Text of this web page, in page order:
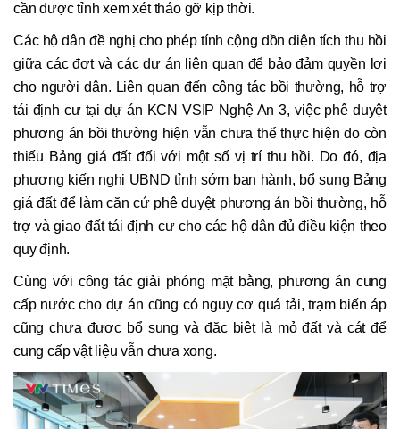
cần được tỉnh xem xét tháo gỡ kịp thời.
Các hộ dân đề nghị cho phép tính cộng dồn diện tích thu hồi
giữa các đợt và các dự án liên quan để bảo đảm quyền lợi
cho người dân. Liên quan đến công tác bồi thường, hỗ trợ
tái định cư tại dự án KCN VSIP Nghệ An 3, việc phê duyệt
phương án bồi thường hiện vẫn chưa thể thực hiện do còn
thiếu Bảng giá đất đối với một số vị trí thu hồi. Do đó, địa
phương kiến nghị UBND tỉnh sớm ban hành, bổ sung Bảng
giá đất để làm căn cứ phê duyệt phương án bồi thường, hỗ
trợ và giao đất tái định cư cho các hộ dân đủ điều kiện theo
quy định.
Cùng với công tác giải phóng mặt bằng, phương án cung
cấp nước cho dự án cũng có nguy cơ quá tải, trạm biến áp
cũng chưa được bổ sung và đặc biệt là mỏ đất và cát để
cung cấp vật liệu vẫn chưa xong.